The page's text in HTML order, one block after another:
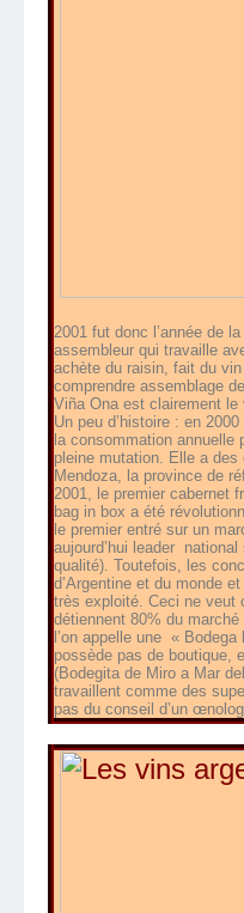
2001 fut donc l’année de
assembleur qui travaille
achète du raisin, fait du
comprendre assemblage
Viña Ona est clairement le
Un peu d’histoire : en
la consommation annuelle
pleine mutation. Elle a
Mendoza, la province de
2001, le premier cabernet
bag in box a été
le premier entré sur un
aujourd’hui leader
qualité). Toutefois, les
d’Argentine et du monde
très exploité. Ceci ne veut
détiennent 80% du
l’on appelle une «
possède pas de boutique,
(Bodegita de Miro a Mar
travaillent comme des
pas du conseil d’un